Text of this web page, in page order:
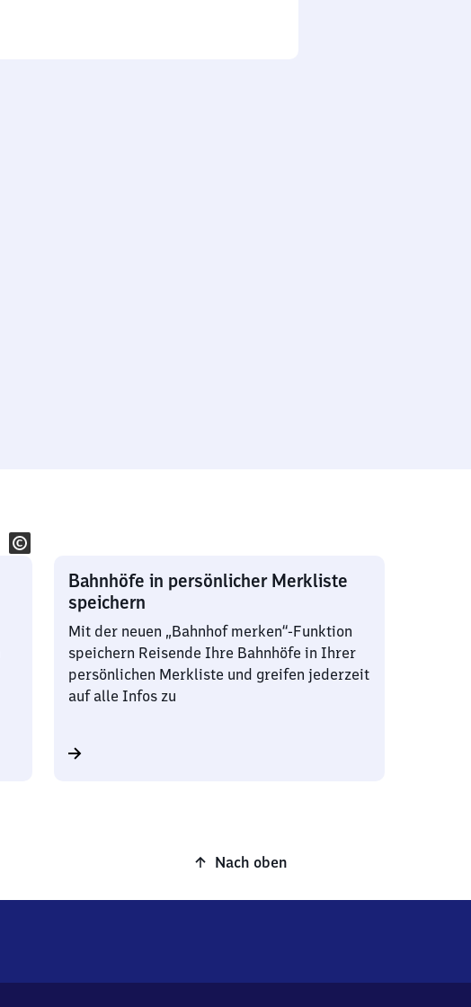
Bahnhöfe in persönlicher Merkliste
speichern
Mit der neuen „Bahnhof merken“-Funktion
speichern Reisende Ihre Bahnhöfe in Ihrer
persönlichen Merkliste und greifen jederzeit
auf alle Infos zu
Nach oben